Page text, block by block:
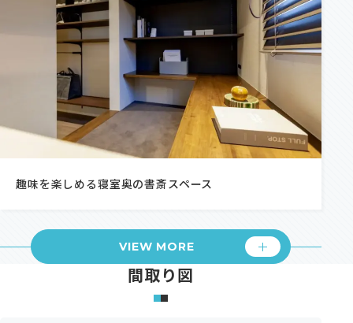
趣味を楽しめる寝室奥の書斎スペース
VIEW MORE
間取り図